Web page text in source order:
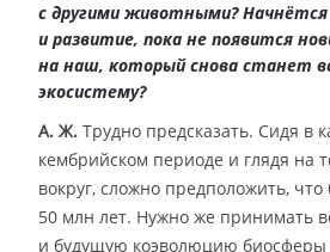
с другими животными? Начнётся
и развитие, пока не появится
на наш, который снова станет
экосистему?
А. Ж. Трудно предсказать. Сидя в
кембрийском периоде и глядя на
вокруг, сложно предположить, что
50 млн лет. Нужно же принимать
и будущую коэволюцию биосферы